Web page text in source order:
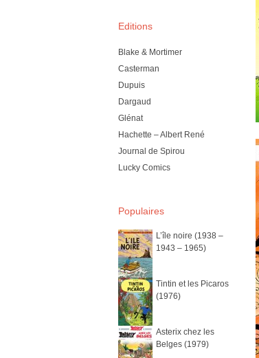
Editions
Blake & Mortimer
Casterman
Dupuis
Dargaud
Glénat
Hachette – Albert René
Journal de Spirou
Lucky Comics
Populaires
L’île noire (1938 –
1943 – 1965)
Tintin et les Picaros
(1976)
Asterix chez les
Belges (1979)